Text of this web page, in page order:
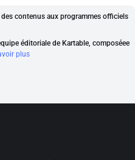
contenus aux programmes officiels
éditoriale de Kartable, composéee
plus